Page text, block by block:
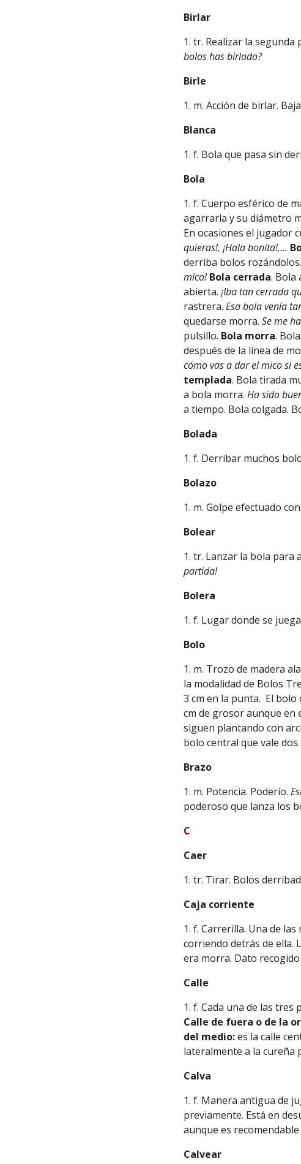
Birlar
1. tr. Realizar la
bolos has birlado?
Birle
1. m. Acción de birlar.
Blanca
1. f. Bola que pasa sin
Bola
1. f. Cuerpo esférico de
agarrarla y su diámetro
En ocasiones el jugador
quieras!, ¡Hala bonita!,...
derriba bolos rozándolos.
mico!Bola cerrada. Bola
abierta.¡Iba tan cerrada
rastrera.Esa bola venía
quedarse morra.Se me
pulsillo. Bola morra.
después de la línea de
cómo vas a dar el mico si
templada. Bola tirada
a bola morra. Ha sido
a tiempo. Bola colgada.
Bolada
1. f. Derribar muchos
Bolazo
1. m. Golpe efectuado
Bolear
1. tr. Lanzar la bola
partida!
Bolera
1. f. Lugar donde se
Bolo
1. m. Trozo de madera
la modalidad de Bolos
3 cm en la punta. El bolo
cm de grosor aunque en
siguen plantando con
bolo central que vale dos.
Brazo
1. m. Potencia. Poderío.
poderoso que lanza los
C
Caer
1. tr. Tirar. Bolos
Caja corriente
1. f. Carrerilla. Una de
corriendo detrás de ella.
era morra. Dato
Calle
1. f. Cada una de las
Calle de fuera o de la
del medio:es la calle
lateralmente a la cureña
Calva
1. f. Manera antigua de
previamente. Está en
aunque es
Calvear